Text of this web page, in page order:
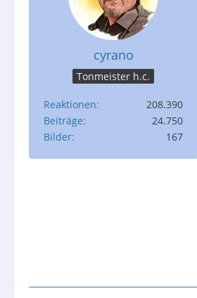
cyrano
Tonmeister h.c.
Reaktionen
208.390
Beiträge
24.750
Bilder
167